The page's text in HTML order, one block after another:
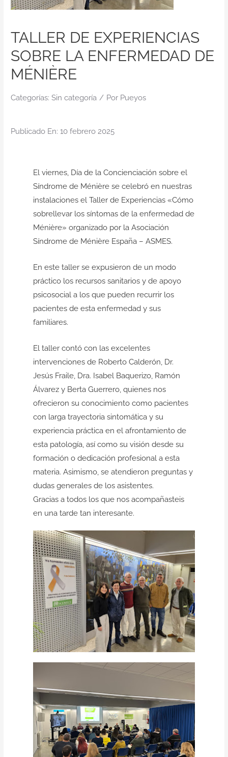
Contacto
TALLER DE EXPERIENCIAS
SOBRE LA ENFERMEDAD DE
MÉNIÈRE
Categorías: Sin categoría / Por Pueyos
Publicado En: 10 febrero 2025
El viernes, Día de la Concienciación sobre el
Síndrome de Ménièrese celebró en nuestras
instalaciones el Taller de Experiencias «Cómo
sobrellevar los síntomas de la enfermedad de
Ménière» organizado porla Asociación
Síndrome de Ménière España – ASMES.
En este taller se expusieron de un modo
práctico los recursos sanitarios y de apoyo
psicosocial a los que pueden recurrir los
pacientes de esta enfermedad y sus
familiares.
El taller contó con las excelentes
intervenciones de Roberto Calderón, Dr.
Jesús Fraile, Dra. Isabel Baquerizo, Ramón
Álvarez y Berta Guerrero, quienes nos
ofrecieron su conocimiento como pacientes
con larga trayectoria sintomática y su
experiencia práctica en el afrontamiento de
esta patología, así como su visión desde su
formación o dedicación profesional a esta
materia. Asimismo, se atendieron preguntas y
dudas generales de los asistentes.
Gracias a todos los que nos acompañasteis
en una tarde tan interesante.